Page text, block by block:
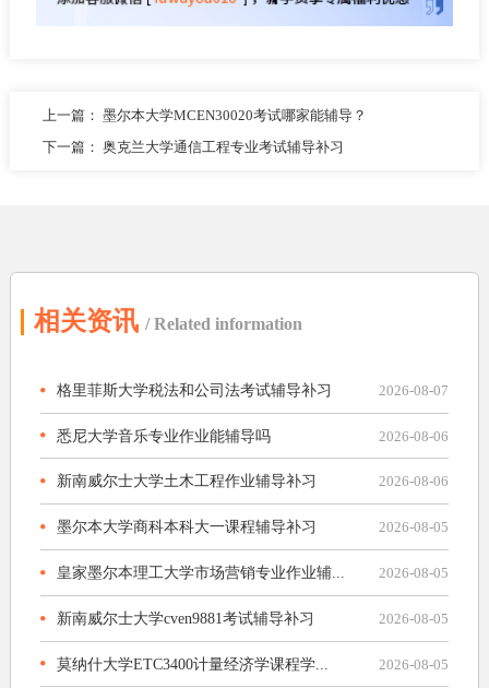
上一篇： 墨尔本大学MCEN30020考试哪家能辅导？
下一篇： 奥克兰大学通信工程专业考试辅导补习
相关资讯 / Related information
格里菲斯大学税法和公司法考试辅导补习 2026-08-07
悉尼大学音乐专业作业能辅导吗 2026-08-06
新南威尔士大学土木工程作业辅导补习 2026-08-06
墨尔本大学商科本科大一课程辅导补习 2026-08-05
皇家墨尔本理工大学市场营销专业作业辅... 2026-08-05
新南威尔士大学cven9881考试辅导补习 2026-08-05
莫纳什大学ETC3400计量经济学课程学... 2026-08-05